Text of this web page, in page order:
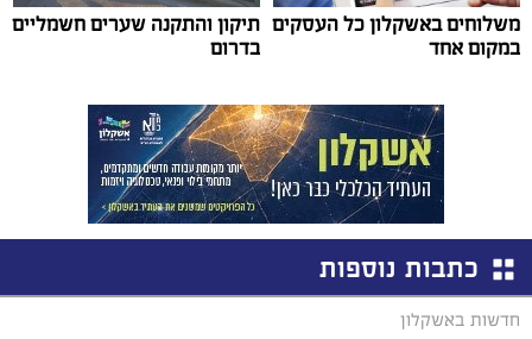
משלוחים באשקלון כל העסקים
במקום אחד
תיקון והתקנה שערים חשמליים
בדרום
כתבות נוספות
חדשות באשקלון